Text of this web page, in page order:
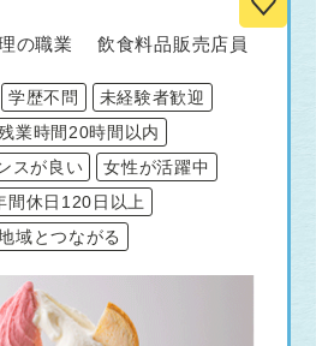
の職業 飲食料品販売店員
学歴不問
未経験者歓迎
業時間20時間以内
スが良い
女性が活躍中
間休日120日以上
域とつながる